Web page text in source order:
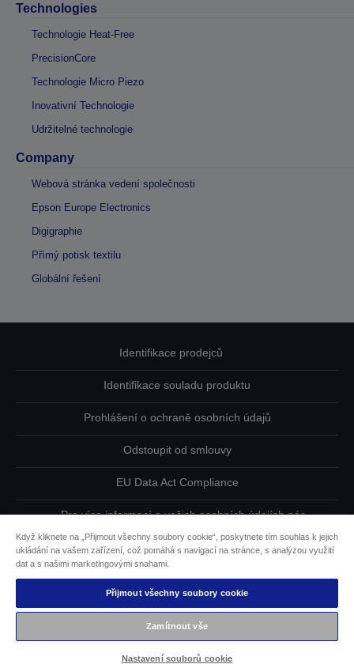
Technologies
Technologie Heat-Free
PrecisionCore
Technologie Micro Piezo
Inovativní Technologie
Udržitelné technologie
Company
Webová stránka vedení společnosti
Epson Europe Electronics
Digigraphie
Přímý potisk textilu
Globální řešení
Identifikace prodejců
Identifikace souladu produktu
Prohlášení o ochraně osobních údajů
Odstoupit od smlouvy
EU Data Act Compliance
Pro více informací o vašich osobních údajích nás
Informace o souborech cookie
Závazek usnadnění přístupu společnosti Epson
Copyright © 2026 Seiko Epson
Když kliknete na „Přijmout všechny soubory cookie“, poskytnete tím souhlas k jejich
ukládání na vašem zařízení, což pomáhá s navigací na stránce, s analýzou využití
dat a s našimi marketingovými snahami.
Přijmout všechny soubory cookie
Zamítnout vše
Nastavení souborů cookie